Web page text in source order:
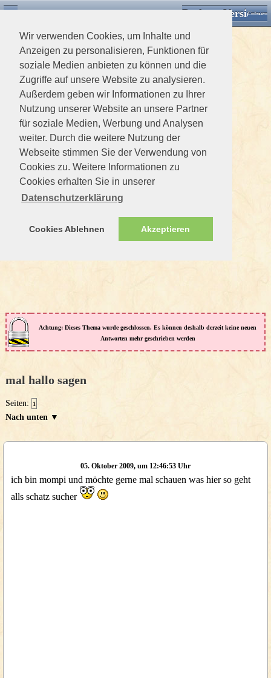
Wir verwenden Cookies, um Inhalte und
Anzeigen zu personalisieren, Funktionen für
soziale Medien anbieten zu können und die
Zugriffe auf unsere Website zu analysieren.
Außerdem geben wir Informationen zu Ihrer
Nutzung unserer Website an unsere Partner
für soziale Medien, Werbung und Analysen
weiter. Durch die weitere Nutzung der
Webseite stimmen Sie der Verwendung von
Cookies zu. Weitere Informationen zu
Cookies erhalten Sie in unserer
Datenschutzerklärung
Cookies Ablehnen Akzeptieren
Desktop VersionEinloggen
Achtung: Dieses Thema wurde geschlossen. Es können deshalb derzeit keine neuen
Antworten mehr geschrieben werden
mal hallo sagen
Seiten: 1
Nach unten ▼
05. Oktober 2009, um 12:46:53 Uhr
ich bin mompi und möchte gerne mal schauen was hier so geht
alls schatz sucher